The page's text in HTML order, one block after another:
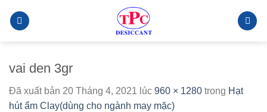
đến
vai den 3gr
Đã xuất bản 20 Tháng 4, 2021 lúc 960 × 1280 trong Hạt
hút ẩm Clay(dùng cho ngành may mặc)